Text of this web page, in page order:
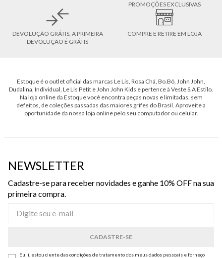
PROMOÇÕES EXCLUSIVAS
DEVOLUÇÃO GRÁTIS, A PRIMEIRA
DEVOLUÇÃO É GRÁTIS
COMPRE E RETIRE EM LOJA
Estoque é o outlet oficial das marcas Le Lis, Rosa Chá, Bo.Bô, John John,
Dudalina, Individual, Le Lis Petit e John John Kids e pertence à Veste S.A Estilo.
Na loja online da Estoque você encontra peças novas e limitadas, sem
defeitos, de coleções passadas das maiores grifes do Brasil. Aproveite a
oportunidade da nossa loja online pelo seu computador ou celular.
NEWSLETTER
Cadastre-se para receber novidades e ganhe 10% OFF na sua
primeira compra.
Eu li, estou ciente das condições de tratamento dos meus dados pessoais e forneço